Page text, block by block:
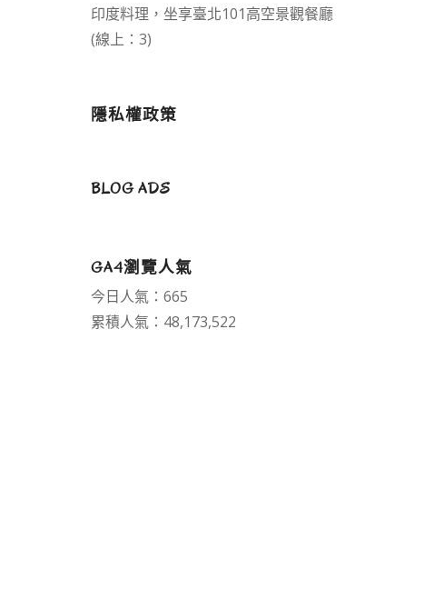
印度料理，坐享臺北101高空景觀餐廳
(線上：3)
隱私權政策
BLOG ADS
GA4瀏覽人氣
今日人氣：665
累積人氣：48,173,522